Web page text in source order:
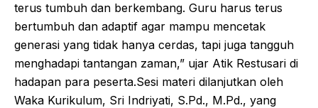
terus tumbuh dan berkembang. Guru harus terus
bertumbuh dan adaptif agar mampu mencetak
generasi yang tidak hanya cerdas, tapi juga tangguh
menghadapi tantangan zaman,” ujar Atik Restusari di
hadapan para peserta.Sesi materi dilanjutkan oleh
Waka Kurikulum, Sri Indriyati, S.Pd., M.Pd., yang